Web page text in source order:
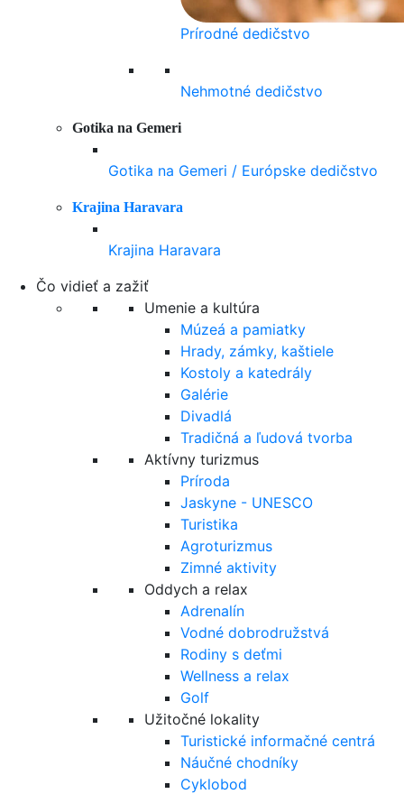
Prírodné dedičstvo
Nehmotné dedičstvo
Gotika na Gemeri
Gotika na Gemeri / Európske dedičstvo
Krajina Haravara
Krajina Haravara
Čo vidieť a zažiť
Umenie a kultúra
Múzeá a pamiatky
Hrady, zámky, kaštiele
Kostoly a katedrály
Galérie
Divadlá
Tradičná a ľudová tvorba
Aktívny turizmus
Príroda
Jaskyne - UNESCO
Turistika
Agroturizmus
Zimné aktivity
Oddych a relax
Adrenalín
Vodné dobrodružstvá
Rodiny s deťmi
Wellness a relax
Golf
Užitočné lokality
Turistické informačné centrá
Náučné chodníky
Cyklobod